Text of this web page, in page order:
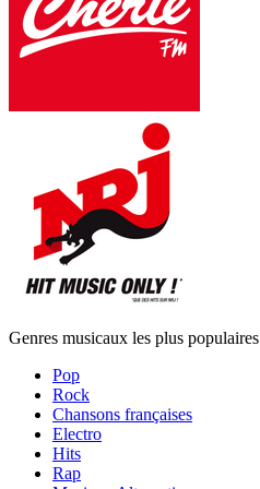
Genres musicaux les plus populaires
Pop
Rock
Chansons françaises
Electro
Hits
Rap